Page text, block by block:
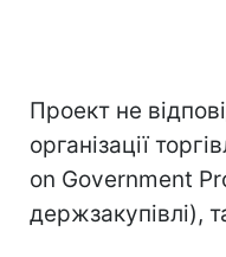
Проект не
організації
on Government
держзакупівлі),